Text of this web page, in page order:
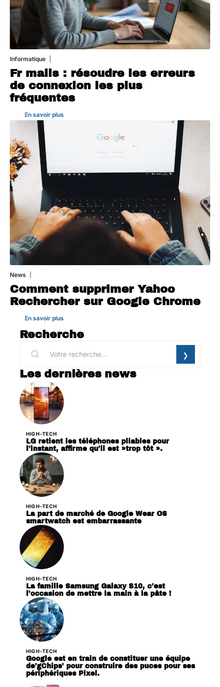
Informatique
Fr mails : résoudre les erreurs
de connexion les plus
fréquentes
En savoir plus
News
Comment supprimer Yahoo
Rechercher sur Google Chrome
En savoir plus
Recherche
Les dernières news
HIGH-TECH
LG retient les téléphones pliables pour
l’instant, affirme qu’il est »trop tôt ».
HIGH-TECH
La part de marché de Google Wear OS
smartwatch est embarrassante
HIGH-TECH
La famille Samsung Galaxy S10, c’est
l’occasion de mettre la main à la pâte !
HIGH-TECH
Google est en train de constituer une équipe
de’gChips’ pour construire des puces pour ses
périphériques Pixel.